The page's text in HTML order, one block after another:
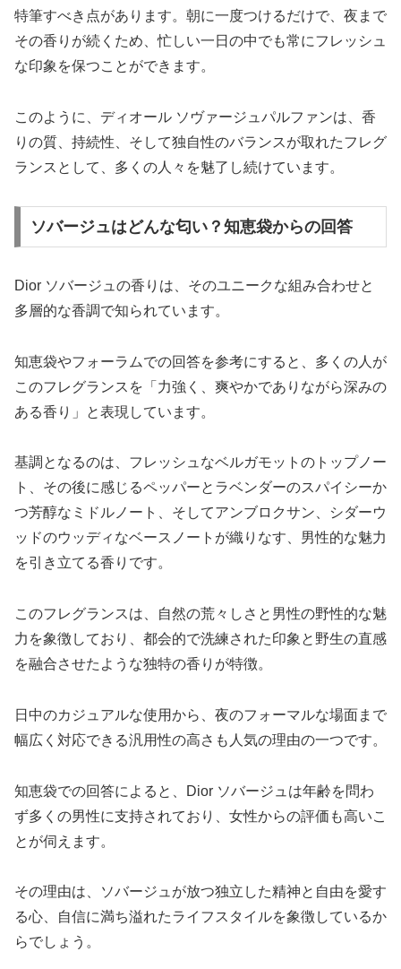
特筆すべき点があります。朝に一度つけるだけで、夜まで
その香りが続くため、忙しい一日の中でも常にフレッシュ
な印象を保つことができます。
このように、ディオール ソヴァージュパルファンは、香
りの質、持続性、そして独自性のバランスが取れたフレグ
ランスとして、多くの人々を魅了し続けています。
ソバージュはどんな匂い？知恵袋からの回答
Dior ソバージュの香りは、そのユニークな組み合わせと
多層的な香調で知られています。
知恵袋やフォーラムでの回答を参考にすると、多くの人が
このフレグランスを「力強く、爽やかでありながら深みの
ある香り」と表現しています。
基調となるのは、フレッシュなベルガモットのトップノー
ト、その後に感じるペッパーとラベンダーのスパイシーか
つ芳醇なミドルノート、そしてアンブロクサン、シダーウ
ッドのウッディなベースノートが織りなす、男性的な魅力
を引き立てる香りです。
このフレグランスは、自然の荒々しさと男性の野性的な魅
力を象徴しており、都会的で洗練された印象と野生の直感
を融合させたような独特の香りが特徴。
日中のカジュアルな使用から、夜のフォーマルな場面まで
幅広く対応できる汎用性の高さも人気の理由の一つです。
知恵袋での回答によると、Dior ソバージュは年齢を問わ
ず多くの男性に支持されており、女性からの評価も高いこ
とが伺えます。
その理由は、ソバージュが放つ独立した精神と自由を愛す
る心、自信に満ち溢れたライフスタイルを象徴しているか
らでしょう。